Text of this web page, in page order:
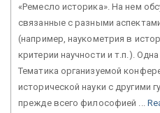
«Ремесло историка». На нем
связанные с разными
(например, наукометрия в
критерии научности и т.п.).
Тематика организуемой
исторической науки с другими
прежде всего философией ...